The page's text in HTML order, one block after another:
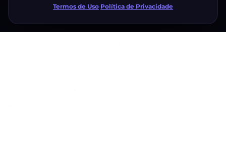
Termos de Uso·Política de Privacidade